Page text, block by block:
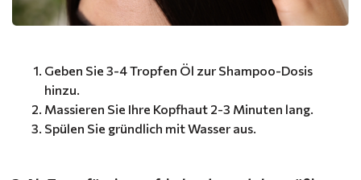
Geben Sie 3-4 Tropfen Öl zur Shampoo-Dosis
hinzu.
Massieren Sie Ihre Kopfhaut 2-3 Minuten lang.
Spülen Sie gründlich mit Wasser aus.